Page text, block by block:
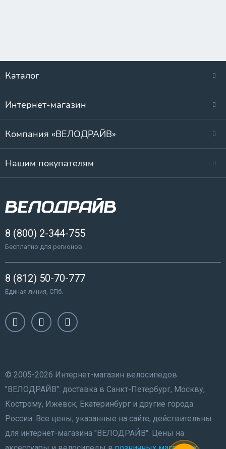
Каталог
Интернет-магазин
Компания «ВЕЛОДРАЙВ»
Нашим покупателям
8 (800) 2-344-755
Бесплатно для регионов
8 (812) 50-70-777
Единая линия, СПб.
© 2005-2026 Интернет-магазин велосипедов
"ВЕЛОДРАЙВ": доставка в Санкт-Петербург, Москву,
Кострому, Ижевск, Екатеринбург и другие города
России. Все цены, указанные на сайте, действительны
для интернет-магазина "ВЕЛОДРАЙВ". Цены на